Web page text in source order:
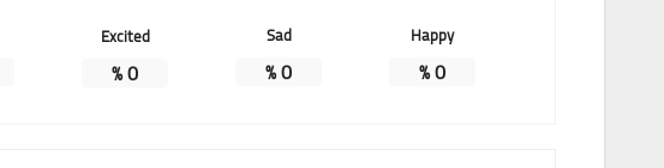
Happy
0
%
Sad
0
%
Excited
0
%